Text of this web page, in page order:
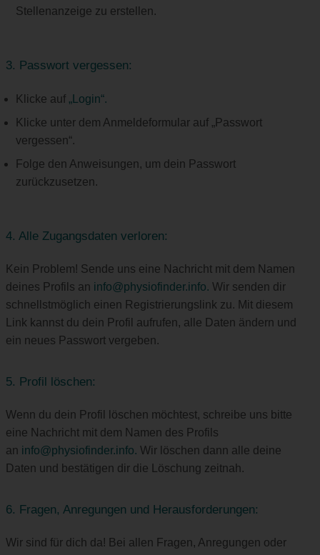
Stellenanzeige zu erstellen.
3. Passwort vergessen:
Klicke auf „Login“.
Klicke unter dem Anmeldeformular auf „Passwort
vergessen“.
Folge den Anweisungen, um dein Passwort
zurückzusetzen.
4. Alle Zugangsdaten verloren:
Kein Problem! Sende uns eine Nachricht mit dem Namen
deines Profils an info@physiofinder.info. Wir senden dir
schnellstmöglich einen Registrierungslink zu. Mit diesem
Link kannst du dein Profil aufrufen, alle Daten ändern und
ein neues Passwort vergeben.
5. Profil löschen:
Wenn du dein Profil löschen möchtest, schreibe uns bitte
eine Nachricht mit dem Namen des Profils
an info@physiofinder.info. Wir löschen dann alle deine
Daten und bestätigen dir die Löschung zeitnah.
6. Fragen, Anregungen und Herausforderungen:
Wir sind für dich da! Bei allen Fragen, Anregungen oder